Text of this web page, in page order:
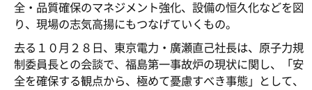
全・品質確保のマネジメント強化、設備の恒久化などを図
り、現場の志気高揚にもつなげていくもの。
去る１０月２８日、東京電力・廣瀬直己社長は、原子力規
制委員長との会談で、福島第一事故炉の現状に関し、「安
全を確保する観点から、極めて憂慮すべき事態」として、